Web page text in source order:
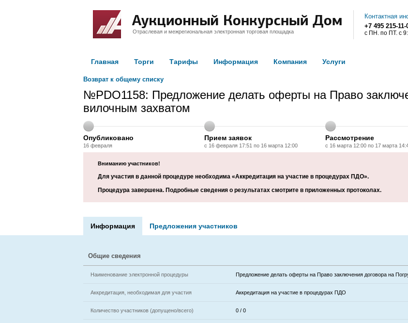
Отраслевая и межрегиональная электронная торговая площадка
Контактная
+7 495 215-11-
с ПН. по ПТ. с
Главная Торги Тарифы Информация Компания Услуги
Возврат к общему списку
№PDO1158: Предложение делать оферты на Право
вилочным захватом
Опубликовано
16 февраля
Прием заявок
с 16 февраля 17:51 по 16 марта 12:00
Рассмотрение
с 16 марта 12:00 по 17 марта
Вниманию участников!
Для участия в данной процедуре необходима «Аккредитация на участие в процедурах ПДО».
Процедура завершена. Подробные сведения о результатах смотрите в приложенных протоколах.
Информация Предложения участников
Общие сведения
Наименование электронной процедуры Предложение делать оферты на Право заключения договора на
Аккредитация, необходимая для участия Аккредитация на участие в процедурах ПДО
Количество участников (допущено/всего) 0 / 0